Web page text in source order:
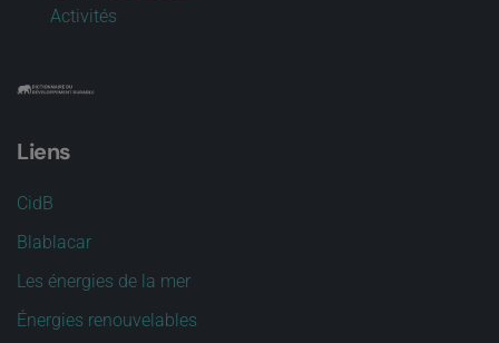
Activités
Liens
CidB
Blablacar
Les énergies de la mer
Énergies renouvelables